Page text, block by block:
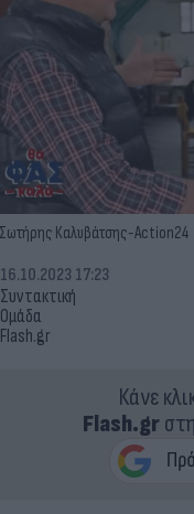
Σωτήρης Καλυβάτσης-Action24
Συντακτική
Ομάδα
Flash.gr
16.10.2023 17:23
Κάνε
Flash.gr